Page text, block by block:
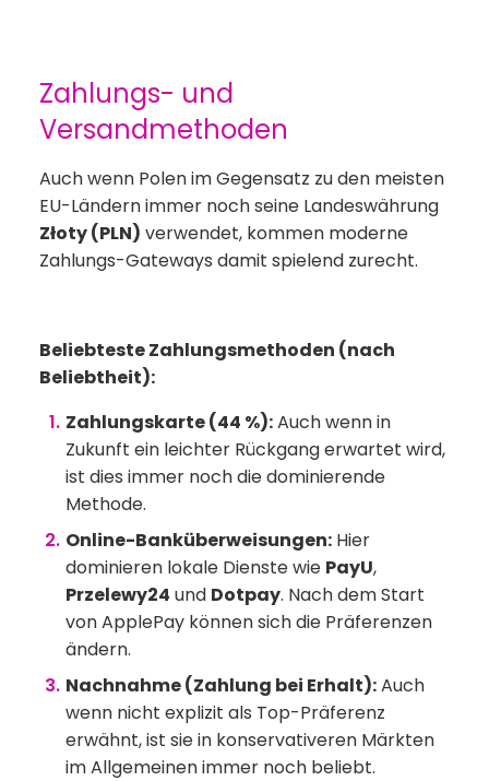
Zahlungs- und
Versandmethoden
Auch wenn Polen im Gegensatz zu den meisten
EU-Ländern immer noch seine Landeswährung
Złoty (PLN) verwendet, kommen moderne
Zahlungs-Gateways damit spielend zurecht.
Beliebteste Zahlungsmethoden (nach
Beliebtheit):
Zahlungskarte (44 %):Auch wenn in
Zukunft ein leichter Rückgang erwartet wird,
ist dies immer noch die dominierende
Methode.
Online-Banküberweisungen:Hier
dominieren lokale Dienste wie PayU,
Przelewy24 und Dotpay. Nach dem Start
von ApplePay können sich die Präferenzen
ändern.
Nachnahme (Zahlung bei Erhalt):Auch
wenn nicht explizit als Top-Präferenz
erwähnt, ist sie in konservativeren Märkten
im Allgemeinen immer noch beliebt.